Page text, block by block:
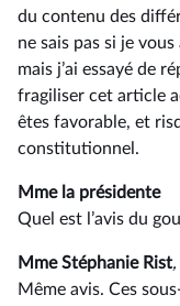
du contenu des
ne sais pas si je
mais j’ai essayé de
fragiliser cet article
êtes favorable, et
constitutionnel.
Mme la présidente
Quel est l’avis du
Mme Stéphanie Rist
Même avis. Ces